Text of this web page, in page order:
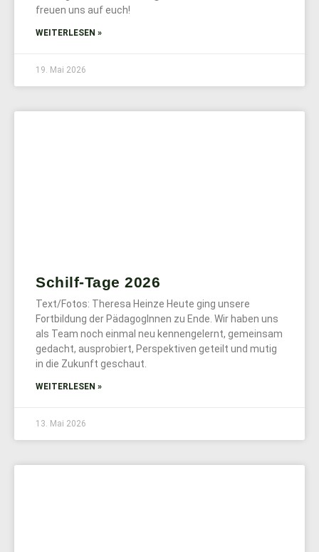
freuen uns auf euch!
WEITERLESEN »
19. Mai 2026
Schilf-Tage 2026
Text/Fotos: Theresa Heinze Heute ging unsere
Fortbildung der PädagogInnen zu Ende. Wir haben uns
als Team noch einmal neu kennengelernt, gemeinsam
gedacht, ausprobiert, Perspektiven geteilt und mutig
in die Zukunft geschaut.
WEITERLESEN »
13. Mai 2026